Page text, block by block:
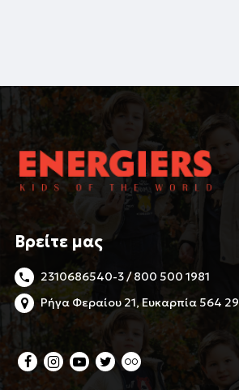
Βρείτε μας
2310686540-3 / 800 500 1981
Ρήγα Φεραίου 21, Ευκαρπία 564 29